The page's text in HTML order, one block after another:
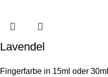
Lavendel
Fingerfarbe in 15ml oder 30ml